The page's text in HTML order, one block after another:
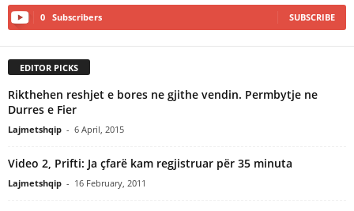
0 Subscribers SUBSCRIBE
EDITOR PICKS
Rikthehen reshjet e bores ne gjithe vendin. Permbytje ne
Durres e Fier
Lajmetshqip - 6 April, 2015
Video 2, Prifti: Ja çfarë kam regjistruar për 35 minuta
Lajmetshqip - 16 February, 2011